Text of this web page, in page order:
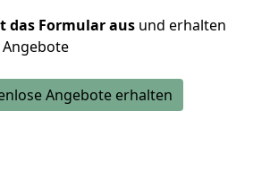
das Formular aus und erhalten
Angebote erhalten